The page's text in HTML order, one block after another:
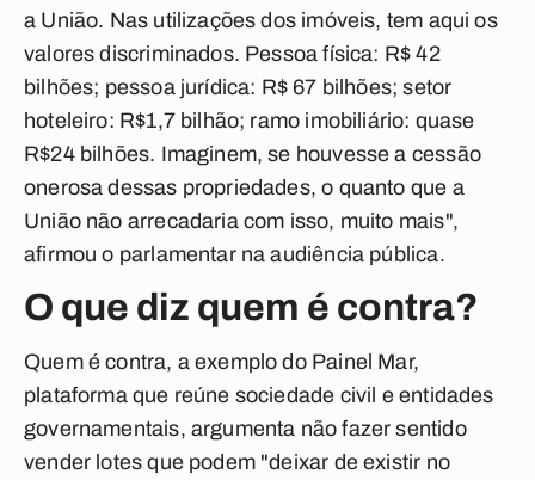
a União. Nas utilizações dos imóveis, tem aqui os
valores discriminados. Pessoa física: R$ 42
bilhões; pessoa jurídica: R$ 67 bilhões; setor
hoteleiro: R$1,7 bilhão; ramo imobiliário: quase
R$24 bilhões. Imaginem, se houvesse a cessão
onerosa dessas propriedades, o quanto que a
União não arrecadaria com isso, muito mais",
afirmou o parlamentar na audiência pública.
O que diz quem é contra?
Quem é contra, a exemplo do Painel Mar,
plataforma que reúne sociedade civil e entidades
governamentais, argumenta não fazer sentido
vender lotes que podem "deixar de existir no